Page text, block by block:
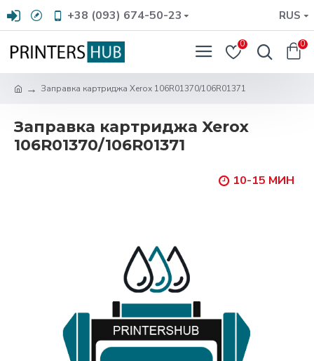
+38 (093) 674-50-23 RUS
0 0
Заправка картриджа Xerox 106R01370/106R01371
Заправка картриджа Xerox
106R01370/106R01371
10-15 МИН